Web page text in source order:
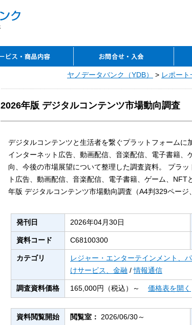
閲覧室
電子ライブラリ
（YDB eLibrary）
マーケットシェア事典
オンライン
これから伸びる
市場シリーズオンライン
TSR企業情報・TSR
REPORT
お問合せ
（入会案内・資料請求）
ご入会申込み
ご契約の流れ
よくあるご質問
ご案内資料ダウンロード
ヤノデータバンク（YDB） > レポー
2026年版 デジタルコンテンツ市場動向調査
デジタルコンテンツと生活者を繋ぐプラットフォームに
インターネット広告、動画配信、音楽配信、電子書籍
向、今後の市場展望について整理した調査資料。 プラ
ト広告、動画配信、音楽配信、電子書籍、ゲーム、
年版 デジタルコンテンツ市場動向調査（A4判329ページ
発刊日 2026年04月30日
資料コード C68100300
カテゴリ レジャー・エンターテインメント、
けサービス、金融 /情報通信
調査資料価格 165,000円（税込）～ 価格表を開く
資料閲覧開始 閲覧室： 2026/06/30～